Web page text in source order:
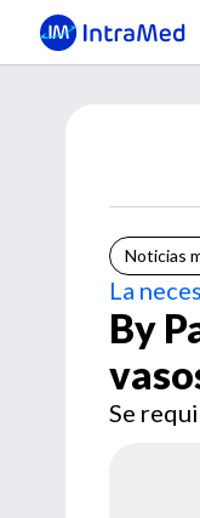
Noticias
La
By
Se